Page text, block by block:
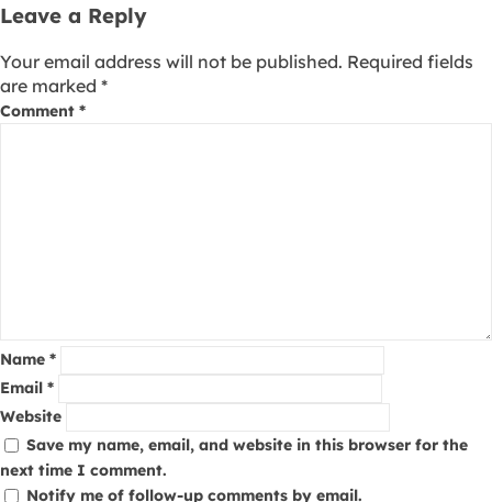
Leave a Reply
Your email address will not be published. Required fields
are marked *
Comment *
Name *
Email *
Website
Save my name, email, and website in this browser for the
next time I comment.
Notify me of follow-up comments by email.